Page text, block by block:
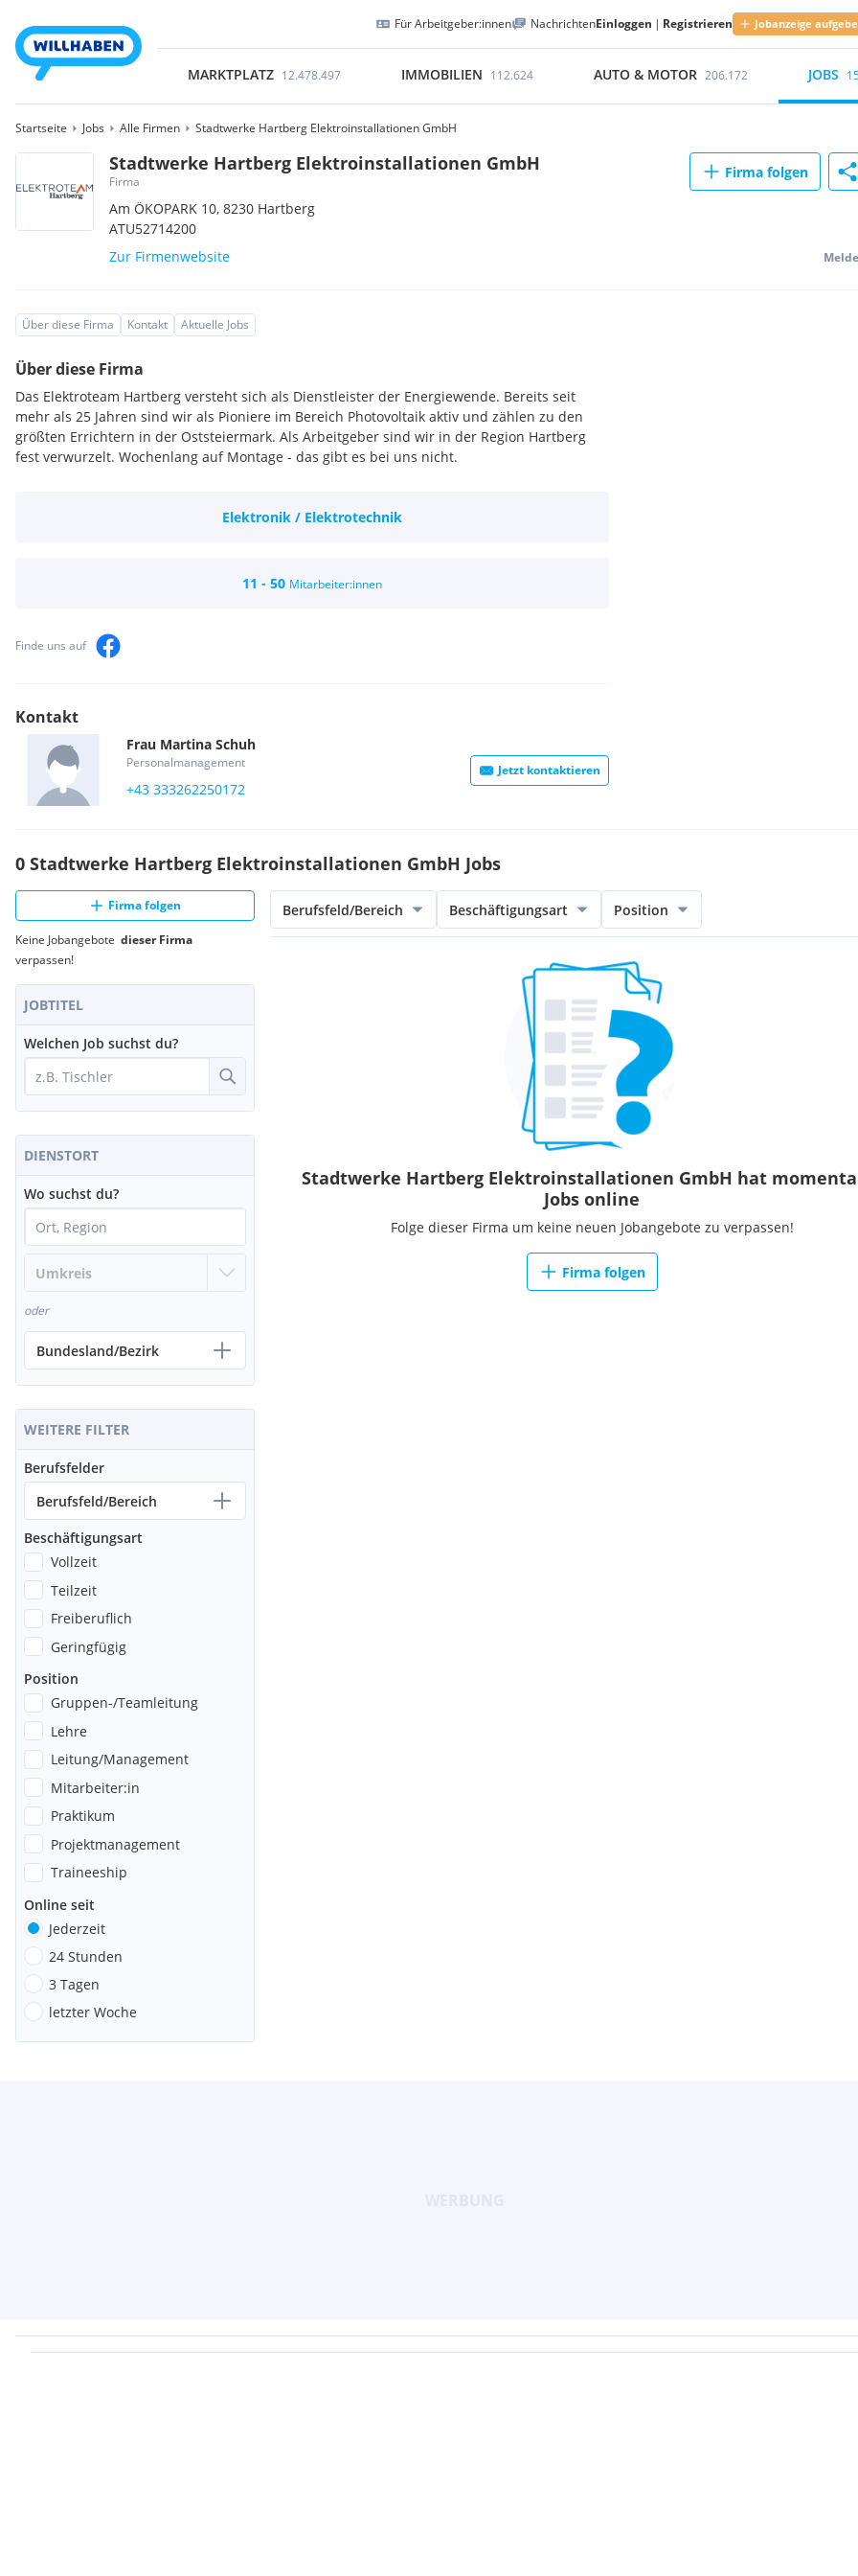
Für Arbeitgeber:innen NachrichtenEinloggen | Registrieren Jobanzeige
MARKTPLATZ 12.478.497 IMMOBILIEN 112.624 AUTO & MOTOR 206.172 JOBS
Startseite Jobs Alle Firmen Stadtwerke Hartberg Elektroinstallationen GmbH
Stadtwerke Hartberg Elektroinstallationen GmbH
Firma
Am ÖKOPARK 10,8230 Hartberg
ATU52714200
Zur Firmenwebsite
Firma folgen
Über diese Firma Kontakt Aktuelle Jobs
Über diese Firma
Das Elektroteam Hartberg versteht sich als Dienstleister der Energiewende. Bereits seit
mehr als 25 Jahren sind wir als Pioniere im Bereich Photovoltaik aktiv und zählen zu den
größten Errichtern in der Oststeiermark. Als Arbeitgeber sind wir in der Region Hartberg
fest verwurzelt. Wochenlang auf Montage - das gibt es bei uns nicht.
Elektronik / Elektrotechnik
11 - 50 Mitarbeiter:innen
Finde uns auf
Kontakt
Frau Martina Schuh
Personalmanagement
+43 333262250172
Jetzt kontaktieren
0 Stadtwerke Hartberg Elektroinstallationen GmbH Jobs
Firma folgen
Keine Jobangebote dieser Firma
verpassen!
JOBTITEL
Welchen Job suchst du?
DIENSTORT
Wo suchst du?
oder
Bundesland/Bezirk
WEITERE FILTER
Berufsfelder
Berufsfeld/Bereich
Beschäftigungsart
Vollzeit
Teilzeit
Freiberuflich
Geringfügig
Position
Gruppen-/Teamleitung
Lehre
Leitung/Management
Mitarbeiter:in
Praktikum
Projektmanagement
Traineeship
Online seit
Jederzeit
24 Stunden
3 Tagen
letzter Woche
Berufsfeld/Bereich Beschäftigungsart Position
Stadtwerke Hartberg Elektroinstallationen GmbH hat
Jobs online
Folge dieser Firma um keine neuen Jobangebote zu verpassen!
Firma folgen